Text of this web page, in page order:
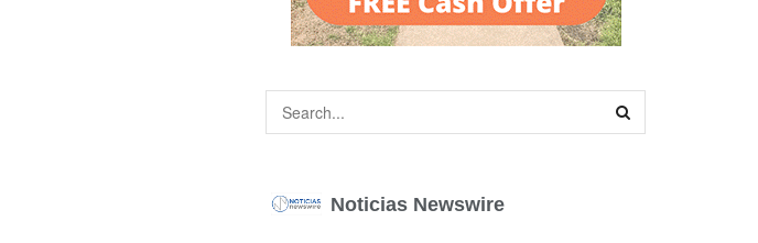
Noticias Newswire